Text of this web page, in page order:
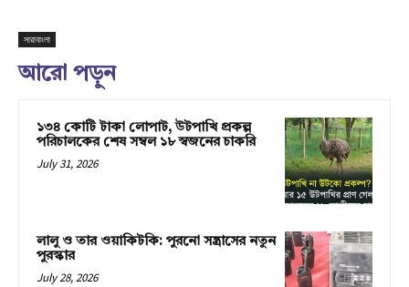
সারাবাংলা
আরো পড়ুন
১৩৪ কোটি টাকা লোপাট, উটপাখি প্রকল্প
পরিচালকের শেষ সম্বল ১৮ স্বজনের চাকরি
July 31, 2026
লালু ও তার ওয়াকিটকি: পুরনো সন্ত্রাসের নতুন
পুরস্কার
July 28, 2026